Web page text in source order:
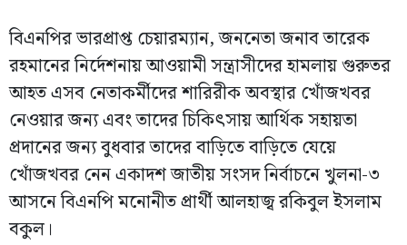
বিএনপির ভারপ্রাপ্ত চেয়ারম্যান, জননেতা জনাব তারেক
রহমানের নির্দেশনায় আওয়ামী সন্ত্রাসীদের হামলায় গুরুতর
আহত এসব নেতাকর্মীদের শারিরীক অবস্থার খোঁজখবর
নেওয়ার জন্য এবং তাদের চিকিৎসায় আর্থিক সহায়তা
প্রদানের জন্য বুধবার তাদের বাড়িতে বাড়িতে যেয়ে
খোঁজখবর নেন একাদশ জাতীয় সংসদ নির্বাচনে খুলনা-৩
আসনে বিএনপি মনোনীত প্রার্থী আলহাজ্ব রকিবুল ইসলাম
বকুল।